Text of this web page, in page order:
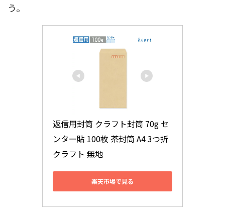
う。
返信用封筒 クラフト封筒 70g セ
ンター貼 100枚 茶封筒 A4 3つ折
クラフト 無地
楽天市場で見る